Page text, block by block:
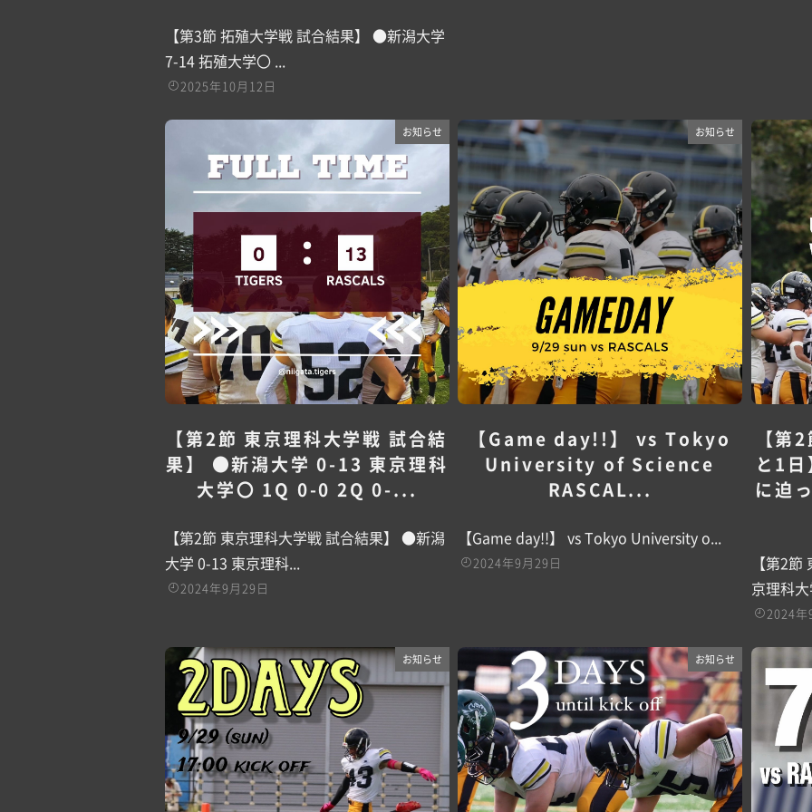
【第3節 拓殖大学戦 試合結果】 ●新潟大学
7-14 拓殖大学〇 ...
2025年10月12日
お知らせ
【第2節 東京理科大学戦 試合結
果】 ●新潟大学 0-13 東京理科
大学〇 1Q 0-0 2Q 0-...
【第2節 東京理科大学戦 試合結果】 ●新潟
大学 0-13 東京理科...
2024年9月29日
お知らせ
【Game day!!】 vs Tokyo
University of Science
RASCAL...
【Game day!!】 vs Tokyo University o...
2024年9月29日
【第
と1
に迫
【第2節
京理科
2024年
お知らせ お知らせ